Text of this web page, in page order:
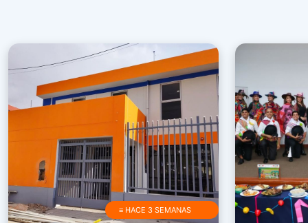
≡ HACE 3 SEMANAS